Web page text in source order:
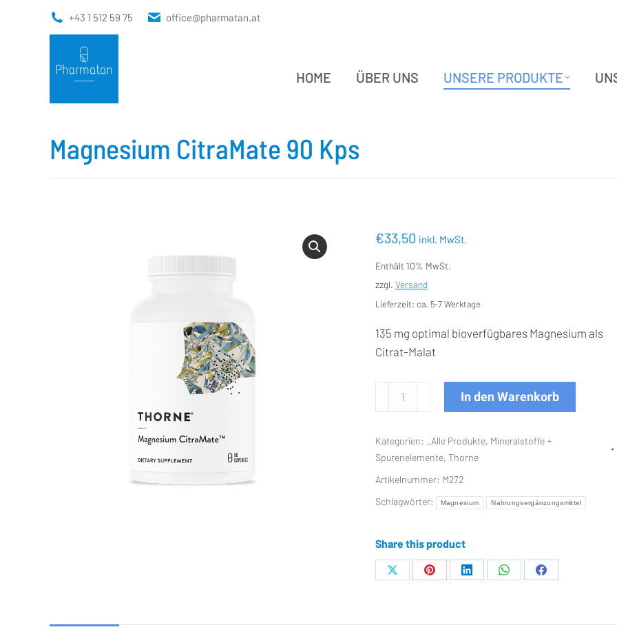
+43 1 512 59 75 office@pharmatan.at
HOME ÜBER UNS UNSERE PRODUKTE
Magnesium CitraMate 90 Kps
€33,50 inkl. MwSt.
Enthält 10% MwSt.
zzgl. Versand
Lieferzeit: ca. 5-7 Werktage
135 mg optimal bioverfügbares Magnesium als
Citrat-Malat
Magnesium
CitraMate
Kps
Menge
In den Warenkorb
Kategorien: _Alle Produkte, Mineralstoffe +
Spurenelemente, Thorne
Artikelnummer: M272
Schlagwörter:
Magnesium Nahrungsergänzungsmittel
Share this product
Teilen Teilen Teilen Teilen Teilen